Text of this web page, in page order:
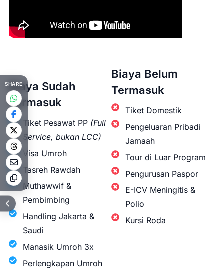
Biaya Sudah
Termasuk
Tiket Pesawat PP (Full
Service, bukan LCC)
Visa Umroh
Tasreh Rawdah
Muthawwif &
Pembimbing
Handling Jakarta &
Saudi
Manasik Umroh 3x
Perlengkapan Umroh
Biaya Belum
Termasuk
Tiket Domestik
Pengeluaran Pribadi
Jamaah
Tour di Luar Program
Pengurusan Paspor
E-ICV Meningitis &
Polio
Kursi Roda
SHARE